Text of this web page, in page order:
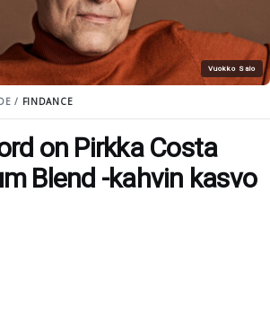
Vuokko Salo
/ FINDANCE
on Pirkka Costa
Blend -kahvin kasvo